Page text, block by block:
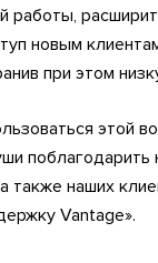
новым
при этом
этой
поблагодарить
также наших
Vantage».